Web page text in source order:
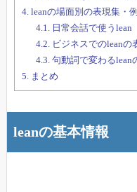
4. leanの場面別の表現集・
4.1.
日常会話で使うlean
4.2. ビジネスでのleanの
4.3. 句動詞で変わるlean
5.
まとめ
leanの基本情報